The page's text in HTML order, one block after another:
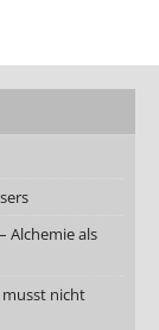
Alchemie als
musst nicht